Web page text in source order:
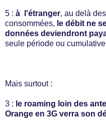
5 : à l'étranger, au delà
consommées, le débit ne
données deviendront
seule période ou
Mais surtout :
3 : le roaming loin des
Orange en 3G verra son